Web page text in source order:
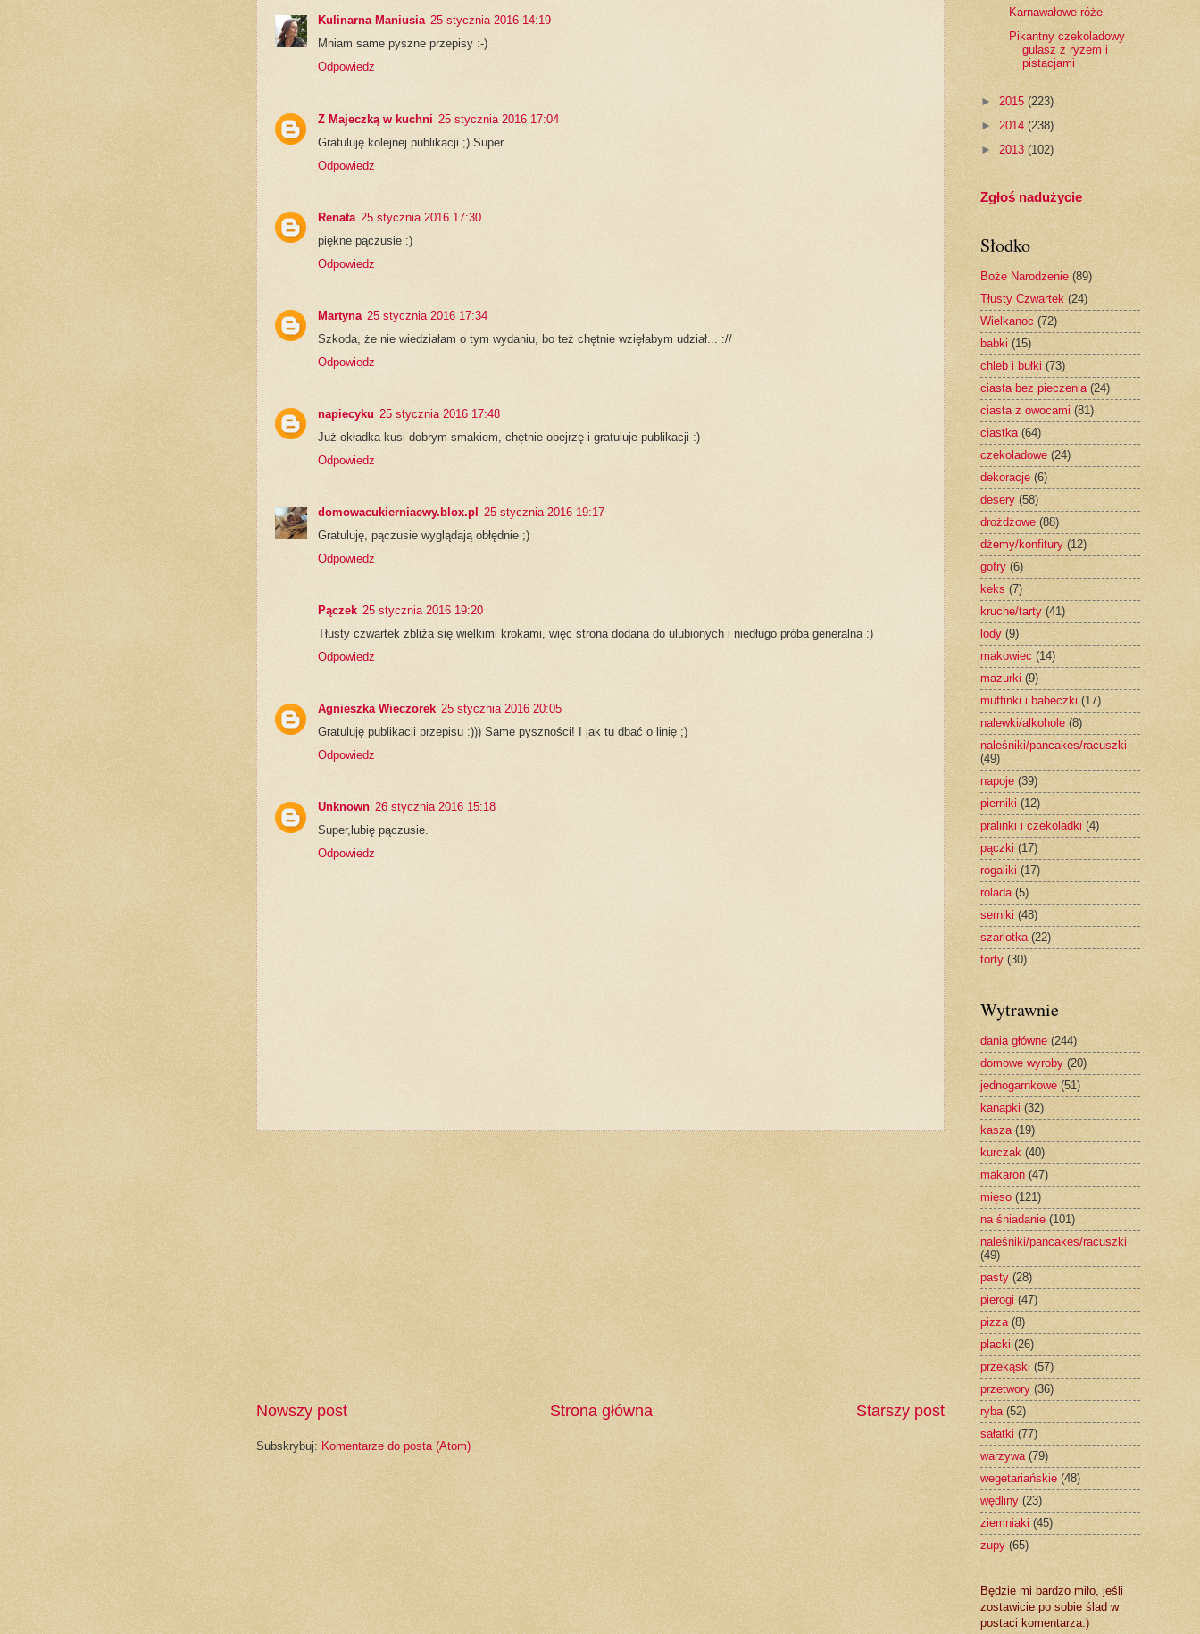
Kulinarna Maniusia 25 stycznia 2016 14:19
Mniam same pyszne przepisy :-)
Odpowiedz
Z Majeczką w kuchni 25 stycznia 2016 17:04
Gratuluję kolejnej publikacji ;) Super
Odpowiedz
Renata 25 stycznia 2016 17:30
piękne pączusie :)
Odpowiedz
Martyna 25 stycznia 2016 17:34
Szkoda, że nie wiedziałam o tym wydaniu, bo też chętnie wzięłabym udział... ://
Odpowiedz
napiecyku 25 stycznia 2016 17:48
Już okładka kusi dobrym smakiem, chętnie obejrzę i gratuluje publikacji :)
Odpowiedz
domowacukierniaewy.blox.pl
25 stycznia 2016 19:17
Gratuluję, pączusie wyglądają obłędnie ;)
Odpowiedz
Pączek 25 stycznia 2016 19:20
Tłusty czwartek zbliża się wielkimi krokami, więc strona dodana do ulubionych i niedługo próba generalna :)
Odpowiedz
Agnieszka Wieczorek 25 stycznia 2016 20:05
Gratuluję publikacji przepisu :))) Same pyszności! I jak tu dbać o linię ;)
Odpowiedz
Unknown 26 stycznia 2016 15:18
Super,lubię pączusie.
Odpowiedz
Nowszy post Starszy post
Strona główna
Subskrybuj: Komentarze do posta (Atom)
Karnawałowe róże
Pikantny czekoladowy
gulasz z ryżem i
pistacjami
► 2015 (223)
► 2014 (238)
► 2013 (102)
Zgłoś nadużycie
Słodko
Boże Narodzenie (89)
Tłusty Czwartek (24)
Wielkanoc (72)
babki (15)
chleb i bułki (73)
ciasta bez pieczenia (24)
ciasta z owocami (81)
ciastka (64)
czekoladowe (24)
dekoracje (6)
desery (58)
drożdżowe (88)
dżemy/konfitury (12)
gofry (6)
keks (7)
kruche/tarty (41)
lody (9)
makowiec (14)
mazurki (9)
muffinki i babeczki (17)
nalewki/alkohole (8)
naleśniki/pancakes/racuszki
(49)
napoje (39)
pierniki (12)
pralinki i czekoladki (4)
pączki (17)
rogaliki (17)
rolada (5)
serniki (48)
szarlotka (22)
torty (30)
Wytrawnie
dania główne (244)
domowe wyroby (20)
jednogarnkowe (51)
kanapki (32)
kasza (19)
kurczak (40)
makaron (47)
mięso (121)
na śniadanie (101)
naleśniki/pancakes/racuszki
(49)
pasty (28)
pierogi (47)
pizza (8)
placki (26)
przekąski (57)
przetwory (36)
ryba (52)
sałatki (77)
warzywa (79)
wegetariańskie (48)
wędliny (23)
ziemniaki (45)
zupy (65)
Będzie mi bardzo miło, jeśli
zostawicie po sobie ślad w
postaci komentarza:)